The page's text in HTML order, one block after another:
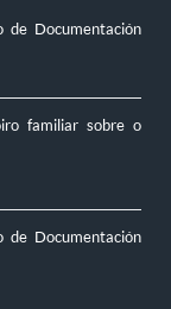
de Documentación
familiar sobre o
de Documentación